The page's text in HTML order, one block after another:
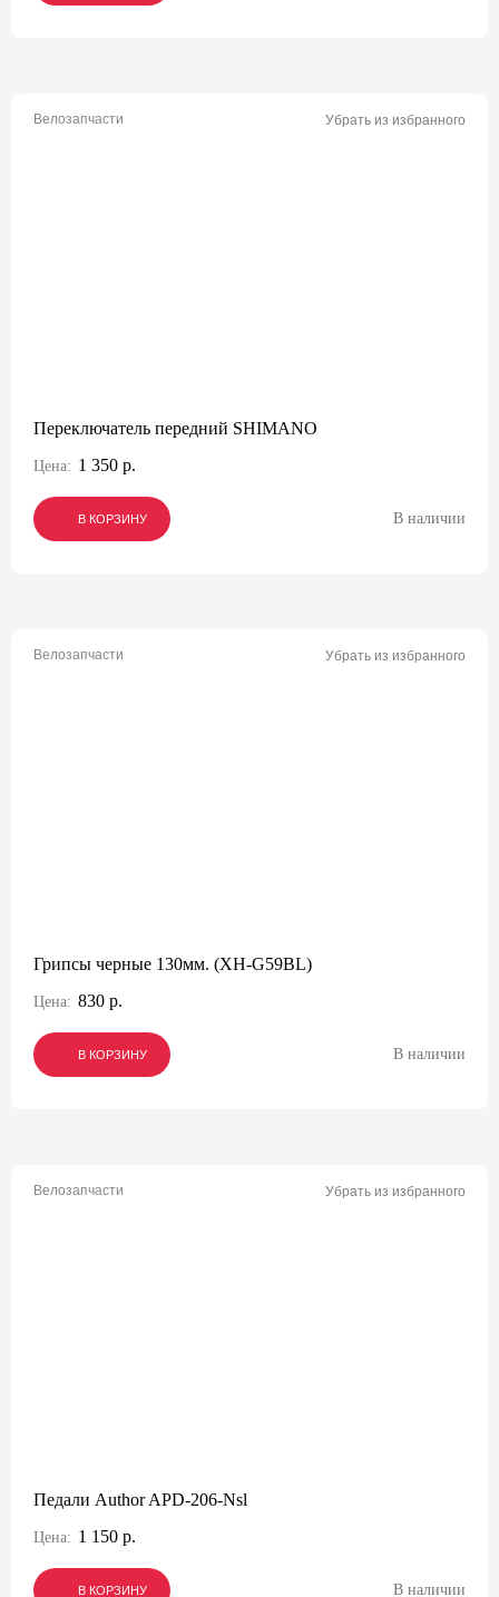
Велозапчасти Убрать из избранного
Переключатель передний SHIMANO
Цена: 1 350 р.
В КОРЗИНУ
В КОРЗИНУ
В КОРЗИНУ В наличии
Велозапчасти Убрать из избранного
Грипсы черные 130мм. (XH-G59BL)
Цена: 830 р.
В КОРЗИНУ
В КОРЗИНУ
В КОРЗИНУ В наличии
Велозапчасти Убрать из избранного
Педали Author APD-206-Nsl
Цена: 1 150 р.
В КОРЗИНУ
В КОРЗИНУ
В КОРЗИНУ В наличии